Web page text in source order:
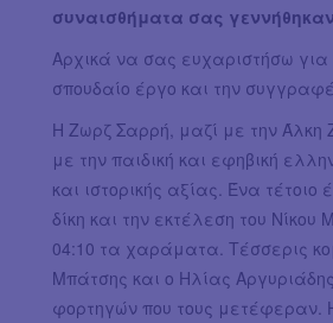
συναισθήματα σας
Αρχικά να σας ευχαριστήσω για
σπουδαίο έργο και την
Η Ζωρζ Σαρρή, μαζί με την Άλκη
με την παιδική και εφηβική
και ιστορικής αξίας. Ένα
δίκη και την εκτέλεση του
04:10 τα χαράματα. Τέσσερις
Μπάτσης και ο Ηλίας
φορτηγών που τους μετέφεραν.